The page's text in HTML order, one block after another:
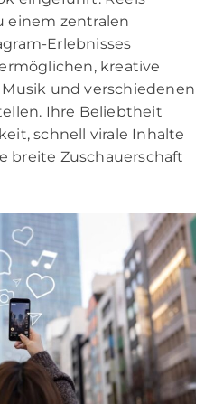
einem zentralen
Erlebnisses
kreative
und verschiedenen
Ihre Beliebtheit
schnell virale Inhalte
breite Zuschauerschaft